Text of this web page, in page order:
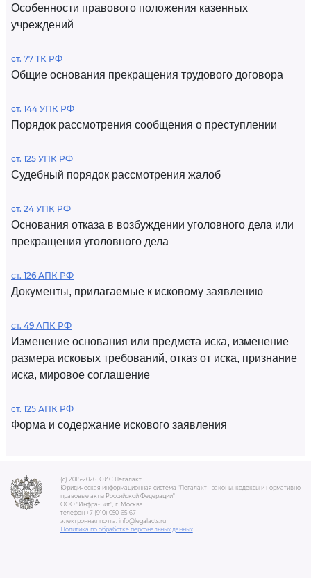
Особенности правового положения казенных
учреждений
ст. 77 ТК РФ
Общие основания прекращения трудового договора
ст. 144 УПК РФ
Порядок рассмотрения сообщения о преступлении
ст. 125 УПК РФ
Судебный порядок рассмотрения жалоб
ст. 24 УПК РФ
Основания отказа в возбуждении уголовного дела или
прекращения уголовного дела
ст. 126 АПК РФ
Документы, прилагаемые к исковому заявлению
ст. 49 АПК РФ
Изменение основания или предмета иска, изменение
размера исковых требований, отказ от иска, признание
иска, мировое соглашение
ст. 125 АПК РФ
Форма и содержание искового заявления
(c) 2015-2026 ЮИС Легалакт
Юридическая информационная система "Легалакт - законы, кодексы и нормативно-
правовые акты Российской Федерации"
ООО "Инфра-Бит", г. Москва.
телефон +7 (910) 050-65-67
электронная почта: info@legalacts.ru
Политика по обработке персональных данных